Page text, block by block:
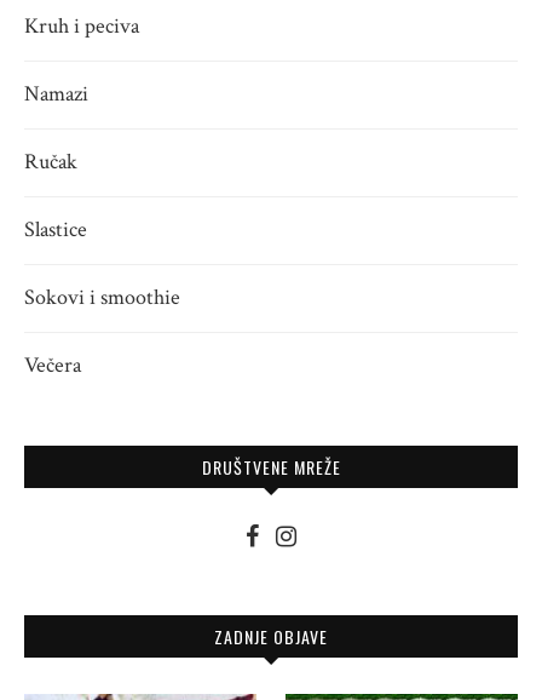
Kruh i peciva
Namazi
Ručak
Slastice
Sokovi i smoothie
Večera
DRUŠTVENE MREŽE
ZADNJE OBJAVE